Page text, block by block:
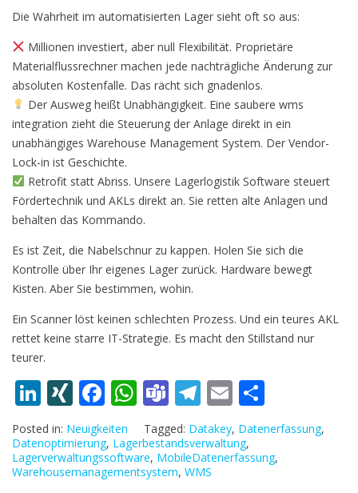
Die Wahrheit im automatisierten Lager sieht oft so aus:
Millionen investiert, aber null Flexibilität. Proprietäre
Materialflussrechner machen jede nachträgliche Änderung zur
absoluten Kostenfalle. Das rächt sich gnadenlos.
Der Ausweg heißt Unabhängigkeit. Eine saubere wms
integration zieht die Steuerung der Anlage direkt in ein
unabhängiges Warehouse Management System. Der Vendor-
Lock-in ist Geschichte.
Retrofit statt Abriss. Unsere Lagerlogistik Software steuert
Fördertechnik und AKLs direkt an. Sie retten alte Anlagen und
behalten das Kommando.
Es ist Zeit, die Nabelschnur zu kappen. Holen Sie sich die
Kontrolle über Ihr eigenes Lager zurück. Hardware bewegt
Kisten. Aber Sie bestimmen, wohin.
Ein Scanner löst keinen schlechten Prozess. Und ein teures AKL
rettet keine starre IT-Strategie. Es macht den Stillstand nur
teurer.
Li
n
k
e
XI
N
G
F
ac
e
b
W
h
at
s
T
e
a
m
T
el
e
gr
E
m
ai
l
ei
le
n
Posted in: Neuigkeiten Tagged: Datakey, Datenerfassung,
Datenoptimierung, Lagerbestandsverwaltung,
Lagerverwaltungssoftware, MobileDatenerfassung,
Warehousemanagementsystem, WMS